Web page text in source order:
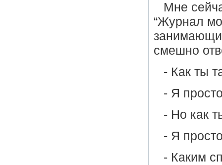
Мне
“Журнал
смешно
- Как ты
- Я
- Но как
- Я
- Каким